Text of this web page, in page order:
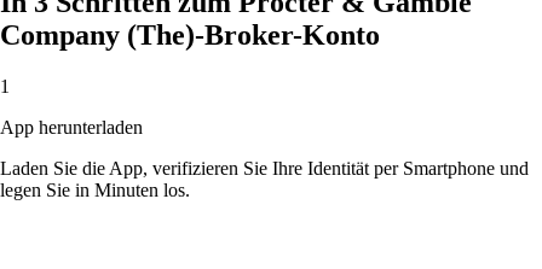
Company (The)-Broker-Konto
1
App herunterladen
Laden Sie die App, verifizieren Sie Ihre Identität per Smartphone und
legen Sie in Minuten los.